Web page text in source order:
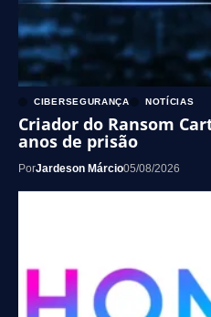
CIBERSEGURANÇA NOTÍCIAS
Criador do Ransom
anos de prisão
PorJardeson Márcio05/08/2026